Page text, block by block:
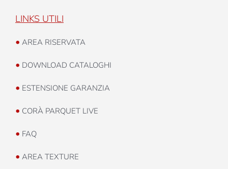
LINKS UTILI
• AREA RISERVATA
• DOWNLOAD CATALOGHI
• ESTENSIONE GARANZIA
• CORÀ PARQUET LIVE
• FAQ
• AREA TEXTURE